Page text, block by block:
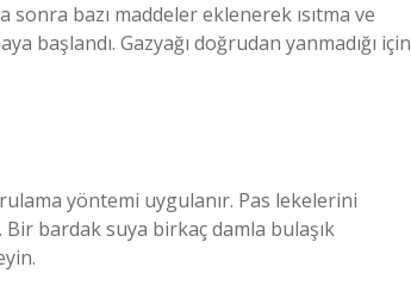
sonra bazı maddeler eklenerek ısıtma ve
başlandı. Gazyağı doğrudan yanmadığı için
yöntemi uygulanır. Pas lekelerini
Bir bardak suya birkaç damla bulaşık